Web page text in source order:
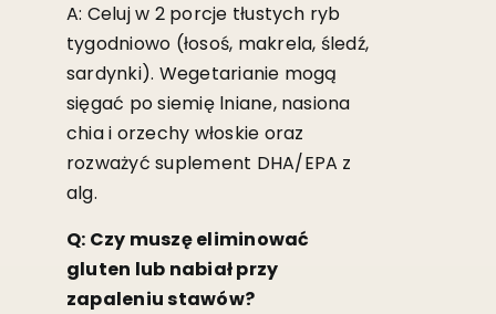
A: Celuj w 2 porcje tłustych ryb
tygodniowo (łosoś, makrela, śledź,
sardynki). Wegetarianie mogą
sięgać po siemię lniane, nasiona
chia i orzechy włoskie oraz
rozważyć suplement DHA/EPA z
alg.
Q: Czy muszę eliminować
gluten lub nabiał przy
zapaleniu stawów?